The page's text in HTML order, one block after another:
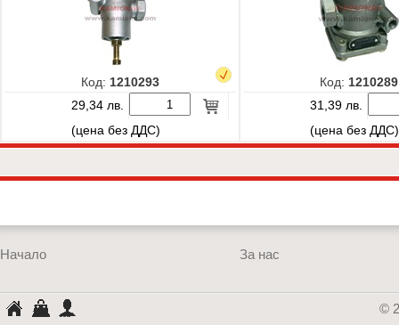
Код: 1210293
29,34 лв.
(цена без ДДС)
Код: 1210289
31,39 лв.
(цена без ДДС)
Начало За нас
КАМИОНА
Кошница ©